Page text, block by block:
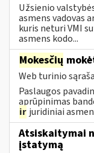
Užsienio
asmens vadovas
kuris neturi VMI
asmens kodo...
Mokesčių
Web turinio
Paslaugos
aprūpinimas
ir juridiniai
Atsiskaitymai
įstatymą